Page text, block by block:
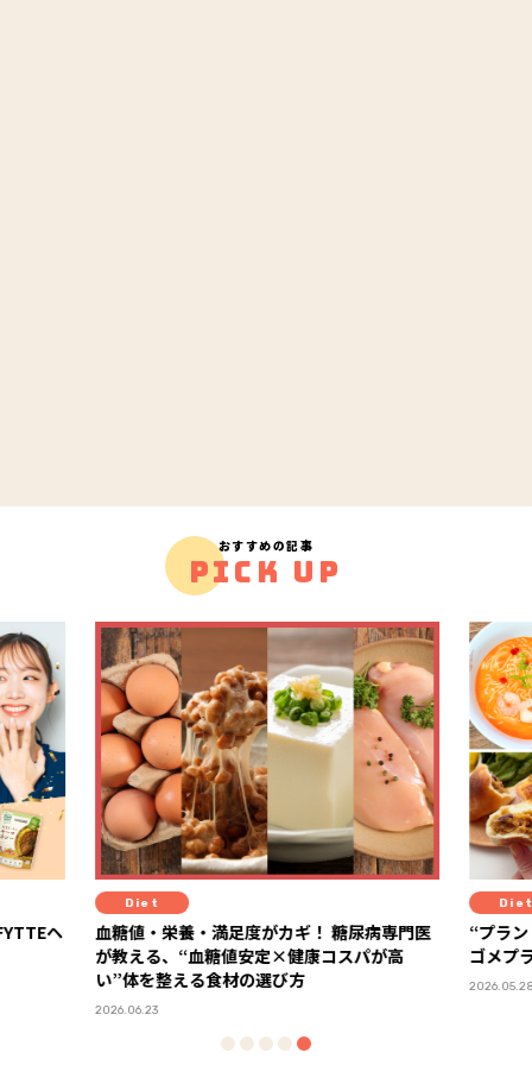
おすすめの記事
PICK UP
ヘ
Diet
血糖値・栄養・満足度がカギ！ 糖尿病専門医
が教える、“血糖値安定×健康コスパが高
い”体を整える食材の選び方
2026.06.23
Diet
“プラ
ゴメプ